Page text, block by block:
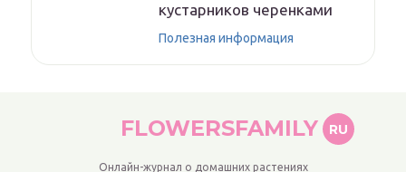
кустарников черенками
Полезная информация
FLOWERSFAMILY RU
Онлайн-журнал о домашних растениях